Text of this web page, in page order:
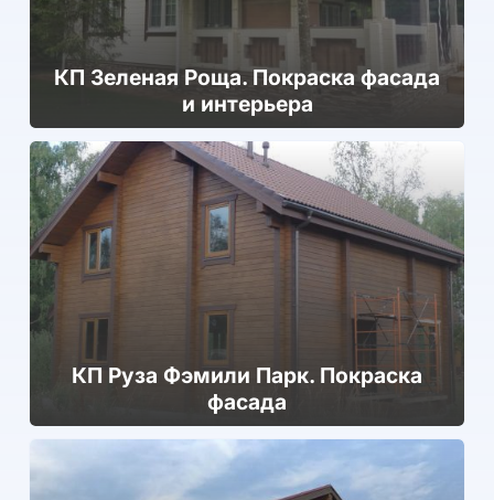
КП Зеленая Роща. Покраска фасада
и интерьера
КП Руза Фэмили Парк. Покраска
фасада